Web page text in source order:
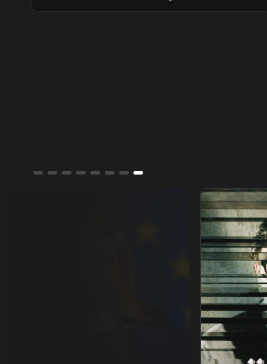
عشرة أيام، قد تعيد الطرفين إلى المفاوضات